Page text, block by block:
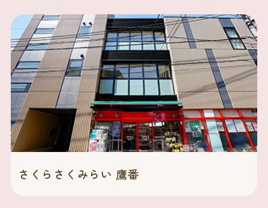
さくらさくみらい 鷹番